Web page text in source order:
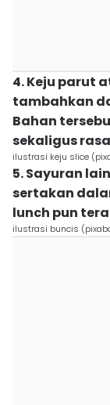
4. Keju parut
tambahkan
Bahan
sekaligus
ilustrasi keju slice
5. Sayuran
sertakan
lunch pun
ilustrasi buncis